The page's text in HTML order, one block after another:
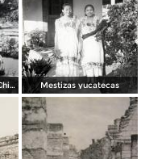
El Cenote Sagrado de Chichen Itza Yucatan Mestizas yucatecas